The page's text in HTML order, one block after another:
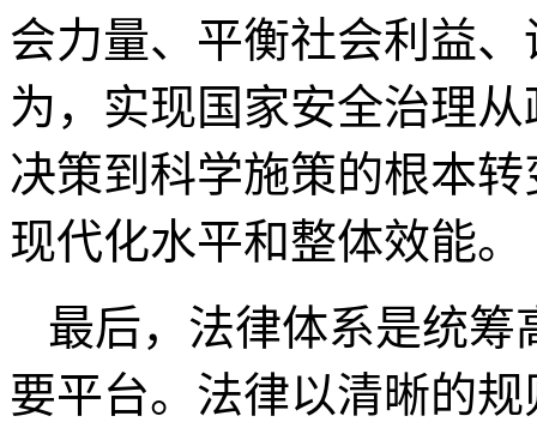
会力量、平衡社会利益
为，实现国家安全治理
决策到科学施策的根本
现代化水平和整体效能。
最后，法律体系是统
要平台。法律以清晰的